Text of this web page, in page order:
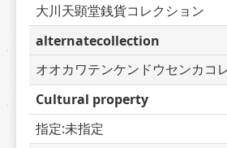
大川天顕堂銭貨コレクション
alternatecollection
オオカワテンケンドウセンカコ
Cultural property
指定:未指定